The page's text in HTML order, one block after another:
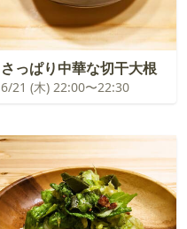
さっぱり中華な切干大根
6/21 (木) 22:00〜22:30